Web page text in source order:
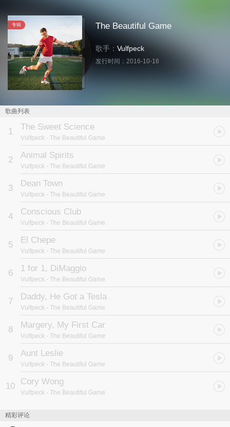
专辑 The Beautiful Game
歌手： Vulfpeck
发行时间： 2016-10-16
歌曲列表
1 The Sweet Science
Vulfpeck - The Beautiful Game
2 Animal Spirits
Vulfpeck - The Beautiful Game
3 Dean Town
Vulfpeck - The Beautiful Game
4 Conscious Club
Vulfpeck - The Beautiful Game
5 El Chepe
Vulfpeck - The Beautiful Game
6 1 for 1, DiMaggio
Vulfpeck - The Beautiful Game
7 Daddy, He Got a Tesla
Vulfpeck - The Beautiful Game
8 Margery, My First Car
Vulfpeck - The Beautiful Game
9 Aunt Leslie
Vulfpeck - The Beautiful Game
10 Cory Wong
Vulfpeck - The Beautiful Game
精彩评论